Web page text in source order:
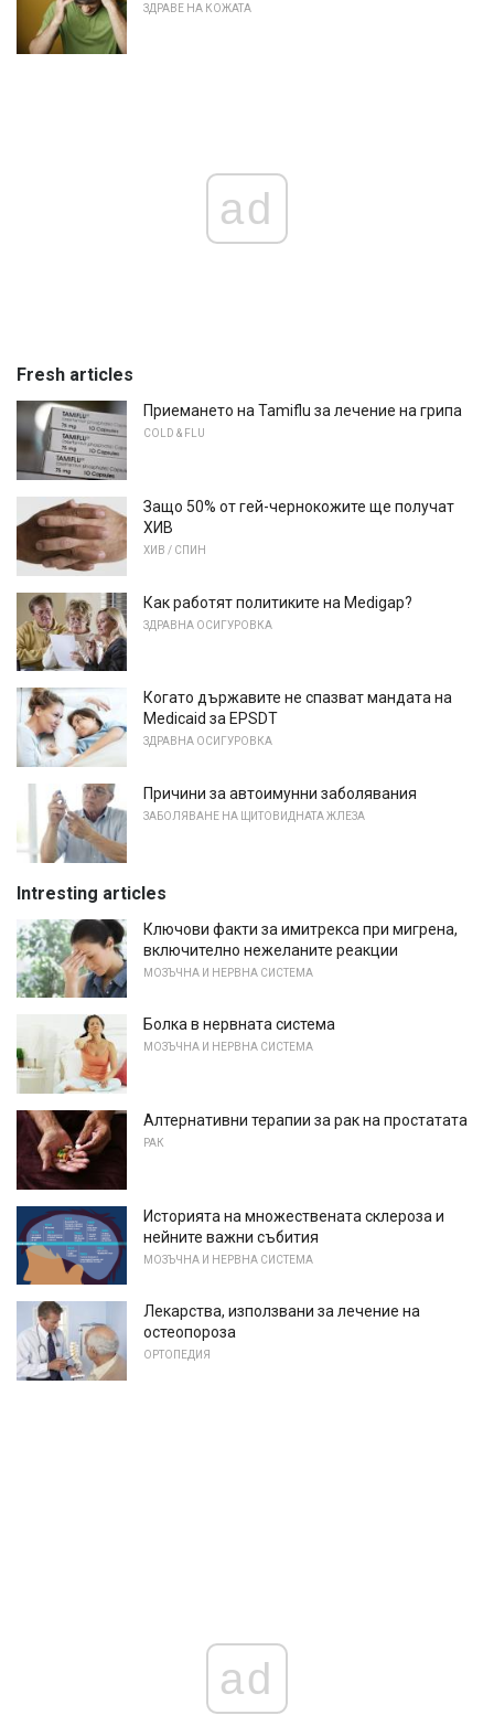
ЗДРАВЕ НА КОЖАТА
ad
Fresh articles
Приемането на Tamiflu за лечение на грипа
COLD & FLU
Защо 50% от гей-чернокожите ще получат
ХИВ
ХИВ / СПИН
Как работят политиките на Medigap?
ЗДРАВНА ОСИГУРОВКА
Когато държавите не спазват мандата на
Medicaid за EPSDT
ЗДРАВНА ОСИГУРОВКА
Причини за автоимунни заболявания
ЗАБОЛЯВАНЕ НА ЩИТОВИДНАТА ЖЛЕЗА
Intresting articles
Ключови факти за имитрекса при мигрена,
включително нежеланите реакции
МОЗЪЧНА И НЕРВНА СИСТЕМА
Болка в нервната система
МОЗЪЧНА И НЕРВНА СИСТЕМА
Алтернативни терапии за рак на простатата
РАК
Историята на множествената склероза и
нейните важни събития
МОЗЪЧНА И НЕРВНА СИСТЕМА
Лекарства, използвани за лечение на
остеопороза
ОРТОПЕДИЯ
ad